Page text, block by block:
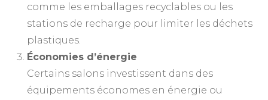
comme les emballages recyclables ou les
stations de recharge pour limiter les déchets
plastiques.
Économies d’énergie
Certains salons investissent dans des
équipements économes en énergie ou